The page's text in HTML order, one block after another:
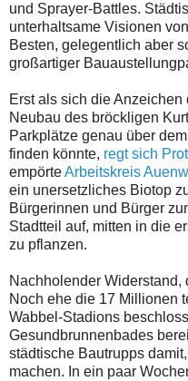
und Sprayer-Battles.
unterhaltsame Visionen
Besten, gelegentlich aber
großartiger
Erst als sich die
Neubau des bröckligen
Parkplätze genau über
finden könnte, regt sich
empörteArbeitskreis
ein unersetzliches Biotop
Bürgerinnen und Bürger
Stadtteil auf, mitten in die
zu pflanzen.
Nachholender Widerstand,
Noch ehe die 17 Millionen
Wabbel-Stadions
Gesundbrunnenbades
städtische Bautrupps
machen. In ein paar